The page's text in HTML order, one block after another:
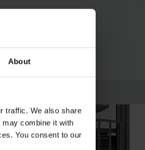
About
traffic. We also share
combine it with
You consent to our
Turklāt gan četrriteņu
pacelšanas augstuma iestatīšanas